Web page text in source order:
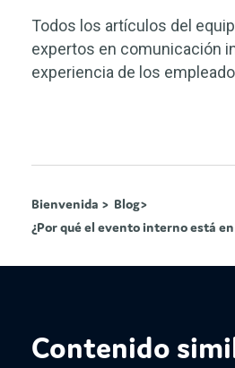
Todos los artículos del
expertos en comunicación
experiencia de los
Bienvenida > Blog>
¿Por qué el evento interno está
Contenido